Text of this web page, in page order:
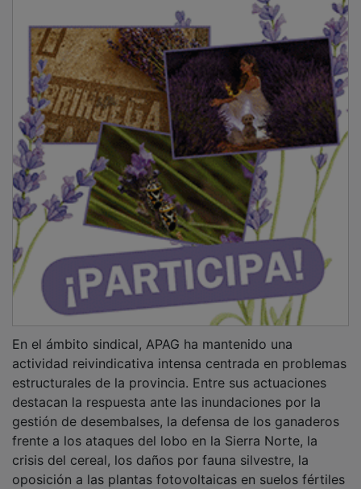
En el ámbito sindical, APAG ha mantenido una
actividad reivindicativa intensa centrada en problemas
estructurales de la provincia. Entre sus actuaciones
destacan la respuesta ante las inundaciones por la
gestión de desembalses, la defensa de los ganaderos
frente a los ataques del lobo en la Sierra Norte, la
crisis del cereal, los daños por fauna silvestre, la
oposición a las plantas fotovoltaicas en suelos fértiles